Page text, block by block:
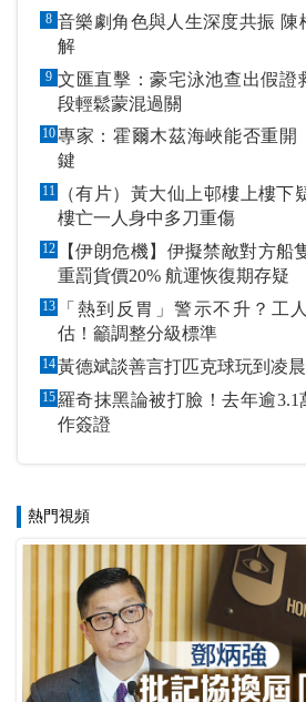
8 音樂劇角色與人生深度共振 陳松伶從暗黑中自我和
解
9 文匯直擊：豪宅泳池查出假
段輕鬆蒙混過關
10專家：霍爾木茲海峽能否重
鍵
11
（有片）黃大仙上邨樓上樓下
樓亡一人身中多刀重傷
12
【伊朗危機】伊擬禁敵對方船隻通行
重罰貨價20% 航運恢復期存疑
13
「熱到反胃」警示不升？工
估！籲調整分級標準
14黃德斌談善言打匹克球玩到凌晨
15羅奇抹黑論被打臉！去年逾3.1
作簽證
熱門視頻